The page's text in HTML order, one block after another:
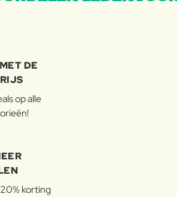
DE
op alle
korting